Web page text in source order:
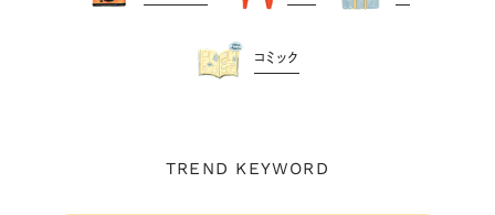
コミック
TREND KEYWORD